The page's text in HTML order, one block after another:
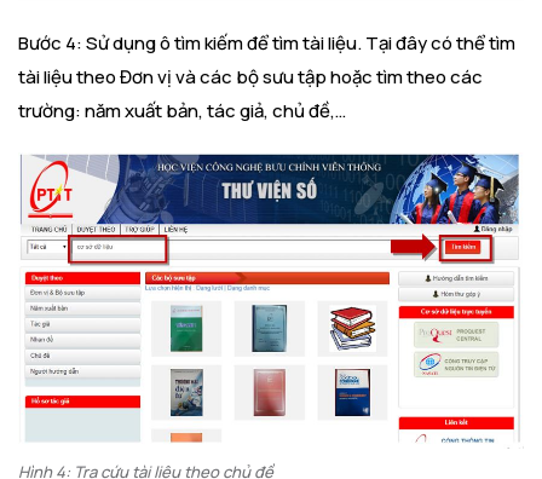
Bước 4: Sử dụng ô tìm kiếm để tìm tài liệu. Tại đây có thể tìm
tài liệu theo Đơn vị và các bộ sưu tập hoặc tìm theo các
trường: năm xuất bản, tác giả, chủ đề,…
Hình 4: Tra cứu tài liệu theo chủ đề